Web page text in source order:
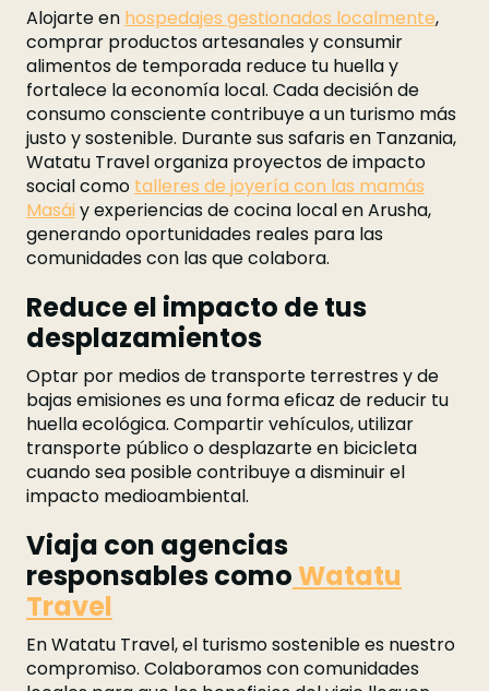
Alojarte en hospedajes gestionados localmente,
comprar productos artesanales y consumir
alimentos de temporada reduce tu huella y
fortalece la economía local. Cada decisión de
consumo consciente contribuye a un turismo más
justo y sostenible. Durante sus safaris en Tanzania,
Watatu Travel organiza proyectos de impacto
social como talleres de joyería con las mamás
Masái y experiencias de cocina local en Arusha,
generando oportunidades reales para las
comunidades con las que colabora.
Reduce el impacto de tus
desplazamientos
Optar por medios de transporte terrestres y de
bajas emisiones es una forma eficaz de reducir tu
huella ecológica. Compartir vehículos, utilizar
transporte público o desplazarte en bicicleta
cuando sea posible contribuye a disminuir el
impacto medioambiental.
Viaja con agencias
responsables comoWatatu
Travel
En Watatu Travel, el turismo sostenible es nuestro
compromiso. Colaboramos con comunidades